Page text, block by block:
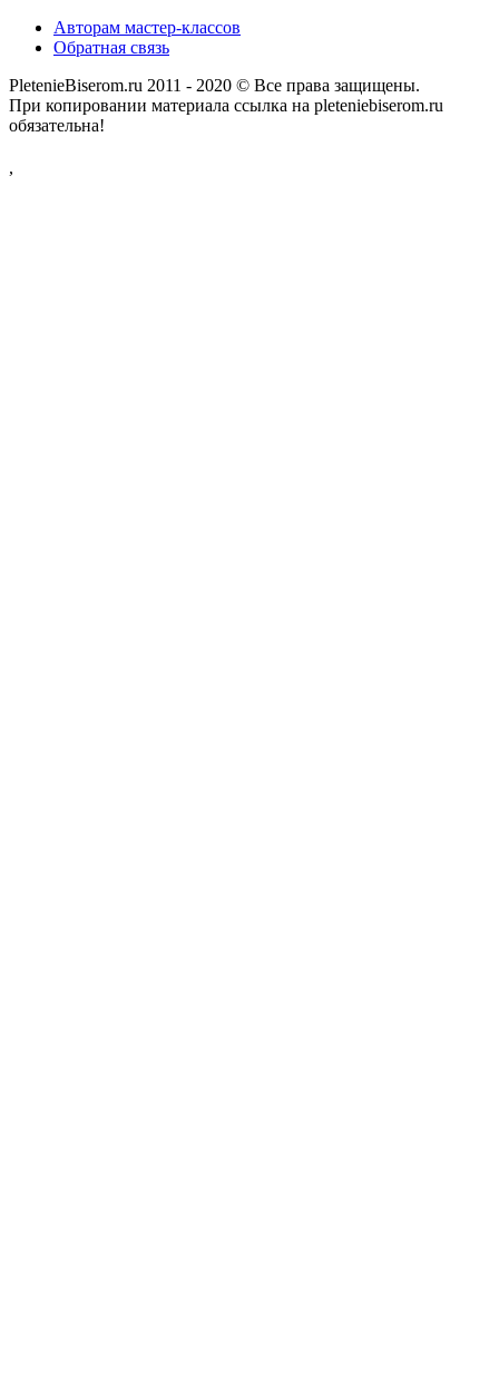
Авторам мастер-классов
Обратная связь
PletenieBiserom.ru 2011 - 2020 © Все права защищены.
При копировании материала ссылка на pleteniebiserom.ru
обязательна!
,